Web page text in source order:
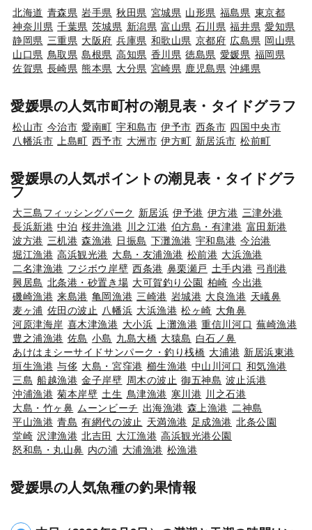
北海道 青森県 岩手県 秋田県 宮城県 山形県 福島県 東京都
神奈川県 千葉県 茨城県 新潟県 富山県 石川県 福井県 愛知県
静岡県 三重県 大阪府 兵庫県 和歌山県 京都府 広島県 岡山県
山口県 鳥取県 島根県 高知県 香川県 徳島県 愛媛県 福岡県
佐賀県 長崎県 熊本県 大分県 宮崎県 鹿児島県 沖縄県
愛媛県の人気市町村の潮見表・タイドグラフ
松山市 今治市 愛南町 宇和島市 伊予市 西条市 四国中央市
八幡浜市
上島町 西予市 大洲市 伊方町 新居浜市 松前町
愛媛県の人気ポイントの潮見表・タイドグラ
フ
大三島フィッシングパーク 新居浜 伊予港 伊方港 三津外港
長浜新港 中泊 桜井漁港 川之江港 伯方島・有津港 富田新港
波方港 三机港 森漁港 日振島 下灘漁港 宇和島港 今治港
堀江漁港 高浜観光港 大島・友浦漁港 松前港 大浜漁港
二名津漁港 フジボウ岸壁 西条港 鼻栗瀬戸 土手内港 弓削港
興居島 北条港・砂置き場 大可賀釣り公園 柏崎 今出港
磯崎漁港 来島港 亀岡漁港 三崎港 岩城港 大良漁港 天嶬鼻
麦ヶ浦 佐田の波止 八幡浜 大浜漁港 松ヶ崎 大角鼻
河原津海岸 喜木津漁港 大小浜 上灘漁港 重信川河口 蕪崎漁港
豊之浦漁港 佐島 小島 九島大橋 大猿島 白石ノ鼻
あけはまシーサイドサンパーク・釣り桟橋 大浦港 新居浜東港
垣生漁港 与侈 大島・宮窪港 櫛生漁港 中山川河口 和気漁港
三島 船越漁港 金子岸壁 周木の波止 御五神島 波止浜港
沖浦漁港 菊本岸壁 土生 鳥津漁港 寒川港 川之石港
大島・竹ヶ鼻 ムーンビーチ 出海漁港 森上漁港 二神島
平山漁港 青島 有網代の波止 天満漁港 足成漁港 北条公園
堂崎 沢津漁港 北吉田 大江漁港 高浜観光港公園
怒和島・丸山鼻 内の浦 大浦漁港 松漁港
愛媛県の人気魚種の釣果情報